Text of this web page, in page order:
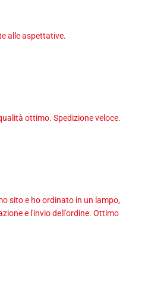
alle aspettative.
ottimo. Spedizione veloce.
sito e ho ordinato in un lampo,
e l'invio dell'ordine. Ottimo